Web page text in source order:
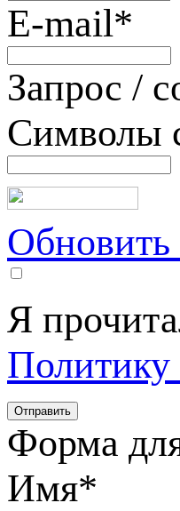
E-mail*
Запрос /
Символы
Обновить
Я
Форма
Имя*